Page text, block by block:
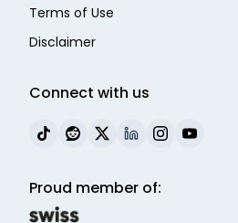
Terms of Use
Disclaimer
Connect with us
Proud member of: